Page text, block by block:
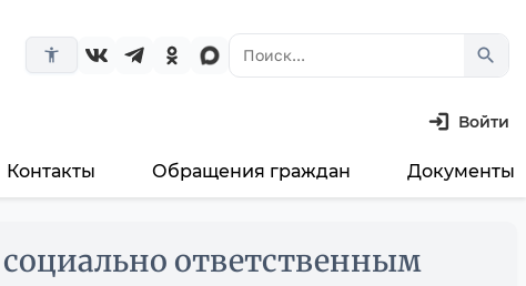
accessibility_new search
Войти
Контакты Обращения граждан Документы
ответственным